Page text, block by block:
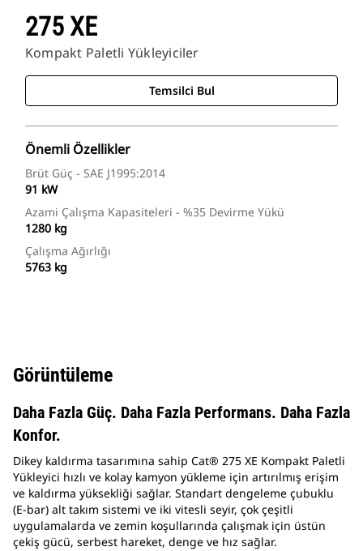
275 XE
Kompakt Paletli Yükleyiciler
Temsilci Bul
Önemli Özellikler
Brüt Güç - SAE J1995:2014
91 kW
Azami Çalışma Kapasiteleri - %35 Devirme Yükü
1280 kg
Çalışma Ağırlığı
5763 kg
Görüntüleme
Daha Fazla Güç. Daha Fazla Performans. Daha Fazla
Konfor.
Dikey kaldırma tasarımına sahip Cat® 275 XE Kompakt Paletli
Yükleyici hızlı ve kolay kamyon yükleme için artırılmış erişim
ve kaldırma yüksekliği sağlar. Standart dengeleme çubuklu
(E-bar) alt takım sistemi ve iki vitesli seyir, çok çeşitli
uygulamalarda ve zemin koşullarında çalışmak için üstün
çekiş gücü, serbest hareket, denge ve hız sağlar.